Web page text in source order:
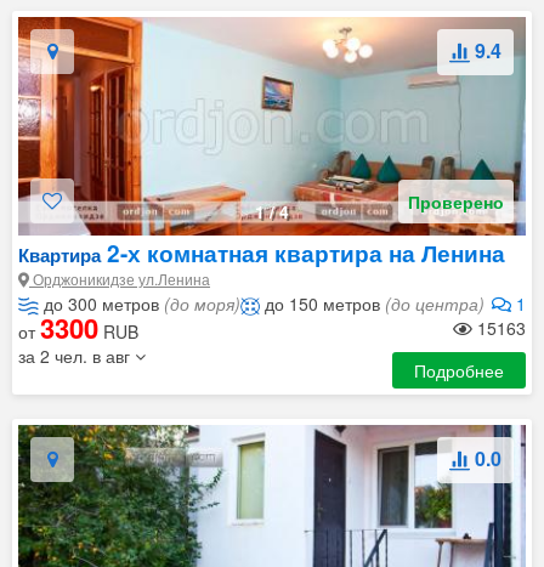
1/4
9.4
Проверено
Квартира2-х комнатная квартира на Ленина
Орджоникидзе ул.Ленина
до 300 метров (до моря) 1
до 150 метров (до центра)
15163
от3300 RUB
за 2 чел. в авг
Подробнее
0.0